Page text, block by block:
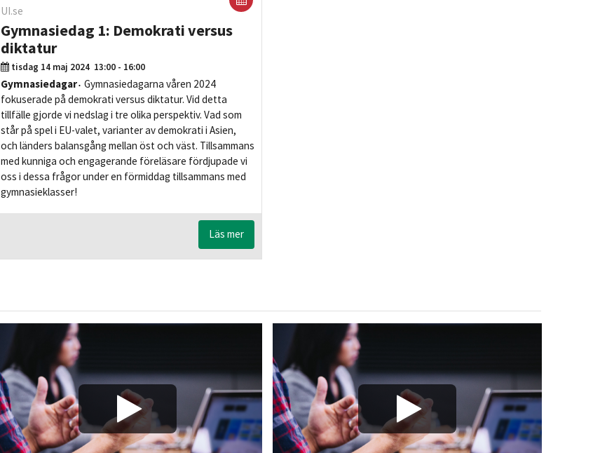
UI.se
Gymnasiedag 1: Demokrati versus
diktatur
tisdag 14 maj 2024 13:00 - 16:00
Gymnasiedagar Gymnasiedagarna våren 2024
fokuserade på demokrati versus diktatur. Vid detta
tillfälle gjorde vi nedslag i tre olika perspektiv. Vad som
står på spel i EU-valet, varianter av demokrati i Asien,
och länders balansgång mellan öst och väst. Tillsammans
med kunniga och engagerande föreläsare fördjupade vi
oss i dessa frågor under en förmiddag tillsammans med
gymnasieklasser!
Läs mer
Play/Visa Play/Visa